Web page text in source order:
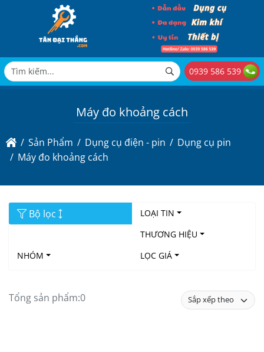
0939 586 539
Máy đo khoảng cách
Sản Phẩm Dụng cụ điện - pin
Dụng cụ pin
Máy đo khoảng cách
Bộ lọc
LOẠI TIN
THƯƠNG HIỆU
NHÓM
LỌC GIÁ
Tổng sản phẩm:0